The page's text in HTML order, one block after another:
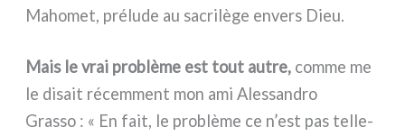
Mahomet, pré­lu­de au sacri­lè­ge envers Dieu.
Mais le vrai pro­blè­me est tout autre, com­me me
le disait récem­ment mon ami Alessandro
Grasso : « En fait, le pro­blè­me ce n’est pas tel­le­